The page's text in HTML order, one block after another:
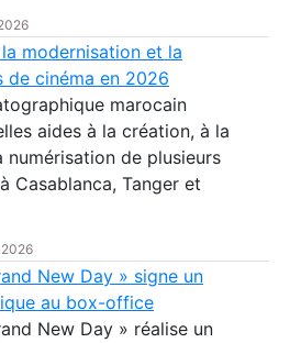
modernisation et la
de cinéma en 2026
marocain
aides à la création, à la
numérisation de plusieurs
Casablanca, Tanger et
New Day » signe un
au box-office
New Day » réalise un